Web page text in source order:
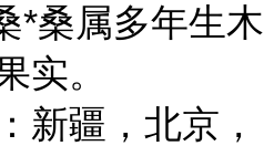
*桑属多年生木
实。
新疆，北京，